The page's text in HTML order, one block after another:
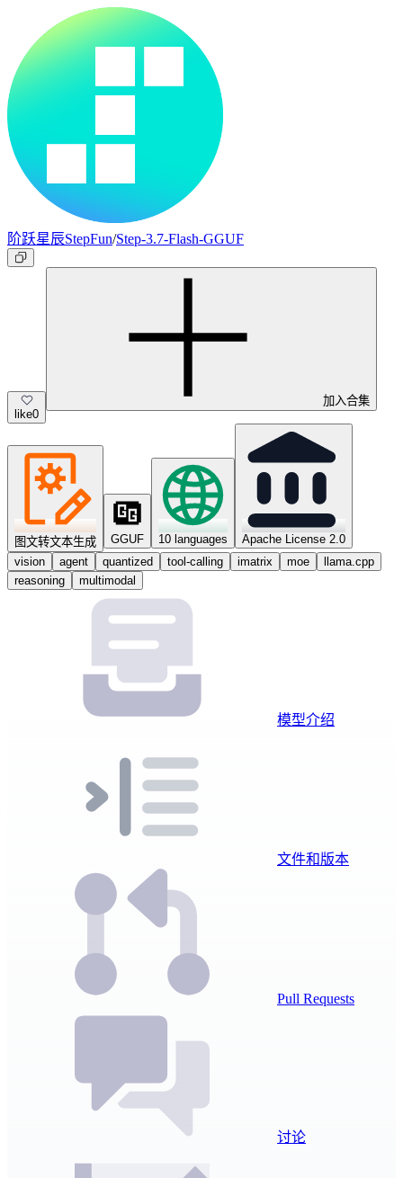
阶跃星辰StepFun/Step-3.7-Flash-GGUF
like0
加入合集
图文转文本生成 GGUF 10 languages
Apache License 2.0
vision
agent quantized tool-calling imatrix moe
llama.cpp
reasoning
multimodal
模型介绍
文件和版本
Pull Requests
讨论